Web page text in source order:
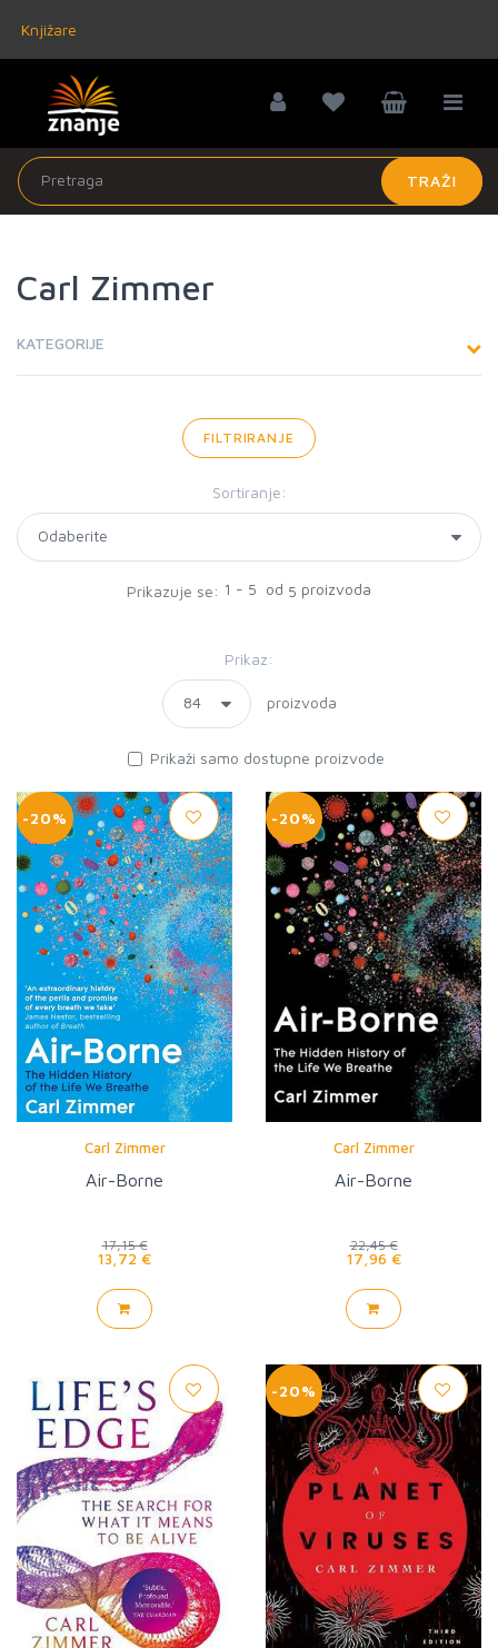
Knjižare
TRAŽI
Carl Zimmer
KATEGORIJE
FILTRIRANJE
Sortiranje:
Prikazuje se: 1 - 5 od 5 proizvoda
Prikaz:
proizvoda
Prikaži samo dostupne proizvode
-20%
Carl Zimmer
Air-Borne
17,15 €
13,72 €
-20%
Carl Zimmer
Air-Borne
22,45 €
17,96 €
-20%